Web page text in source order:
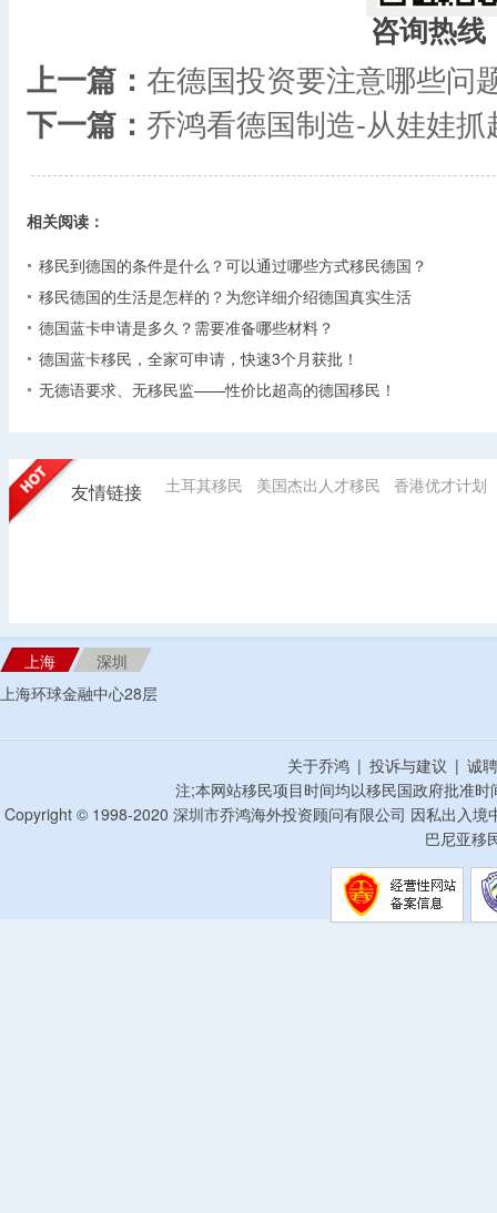
咨询热线
上一篇： 在德国投资要注意哪些问
下一篇： 乔鸿看德国制造-从娃娃抓
相关阅读：
移民到德国的条件是什么？可以通过哪些方式移民德国？
移民德国的生活是怎样的？为您详细介绍德国真实生活
德国蓝卡申请是多久？需要准备哪些材料？
德国蓝卡移民，全家可申请，快速3个月获批！
无德语要求、无移民监——性价比超高的德国移民！
友情链接 土耳其移民 美国杰出人才移民 香港优才计划
上海
深圳
上海环球金融中心28层
关于乔鸿 | 投诉与建议 | 诚
注;本网站移民项目时间均以移民国政府批准
Copyright © 1998-2020 深圳市乔鸿海外投资顾问有限公司 因私出入
巴尼亚移